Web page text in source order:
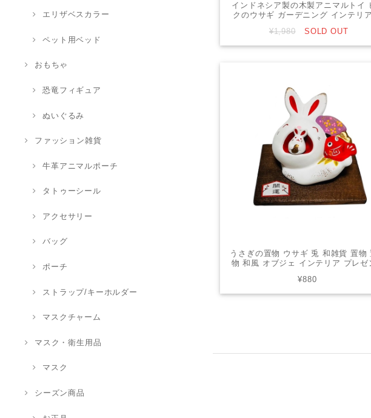
エリザベスカラー
ペット用ベッド
おもちゃ
恐竜フィギュア
ぬいぐるみ
ファッション雑貨
牛革アニマルポーチ
タトゥーシール
アクセサリー
バッグ
ポーチ
ストラップ/キーホルダー
マスクチャーム
マスク・衛生用品
マスク
シーズン商品
インドネシア製の木製アニマルトイ
クのウサギ ガーデニング インテリ
¥1,980 SOLD OUT
うさぎの置物 ウサギ 兎 和雑貨 置物
物 和風 オブジェ インテリア プレゼ
¥880